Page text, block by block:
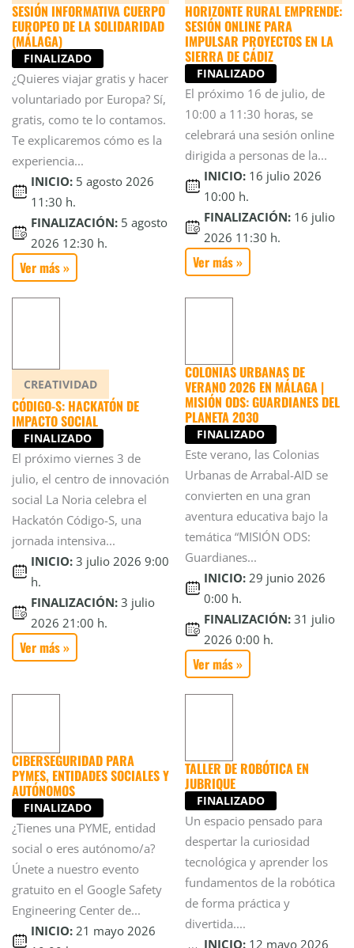
SESIÓN INFORMATIVA CUERPO
EUROPEO DE LA SOLIDARIDAD
(MÁLAGA)
FINALIZADO
¿Quieres viajar gratis y hacer
voluntariado por Europa? Sí,
gratis, como te lo contamos.
Te explicaremos cómo es la
experiencia...
INICIO: 5 agosto 2026
11:30 h.
FINALIZACIÓN: 5 agosto
2026 12:30 h.
Ver más »
HORIZONTE RURAL EMPRENDE:
SESIÓN ONLINE PARA
IMPULSAR PROYECTOS EN LA
SIERRA DE CÁDIZ
FINALIZADO
El próximo 16 de julio, de
10:00 a 11:30 horas, se
celebrará una sesión online
dirigida a personas de la...
INICIO: 16 julio 2026
10:00 h.
FINALIZACIÓN: 16 julio
2026 11:30 h.
Ver más »
CREATIVIDAD
CÓDIGO-S: HACKATÓN DE
IMPACTO SOCIAL
FINALIZADO
El próximo viernes 3 de
julio, el centro de innovación
social La Noria celebra el
Hackatón Código-S, una
jornada intensiva...
INICIO: 3 julio 2026 9:00
h.
FINALIZACIÓN: 3 julio
2026 21:00 h.
Ver más »
COLONIAS URBANAS DE
VERANO 2026 EN MÁLAGA |
MISIÓN ODS: GUARDIANES DEL
PLANETA 2030
FINALIZADO
Este verano, las Colonias
Urbanas de Arrabal-AID se
convierten en una gran
aventura educativa bajo la
temática “MISIÓN ODS:
Guardianes...
INICIO: 29 junio 2026
0:00 h.
FINALIZACIÓN: 31 julio
2026 0:00 h.
Ver más »
CIBERSEGURIDAD PARA
PYMES, ENTIDADES SOCIALES Y
AUTÓNOMOS
FINALIZADO
¿Tienes una PYME, entidad
social o eres autónomo/a?
Únete a nuestro evento
gratuito en el Google Safety
Engineering Center de...
INICIO: 21 mayo 2026
TALLER DE ROBÓTICA EN
JUBRIQUE
FINALIZADO
Un espacio pensado para
despertar la curiosidad
tecnológica y aprender los
fundamentos de la robótica
de forma práctica y
divertida....
INICIO: 12 mayo 2026